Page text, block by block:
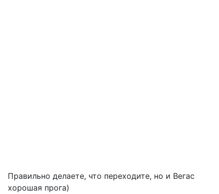
Правильно делаете, что переходите, но и Вегас
хорошая прога)